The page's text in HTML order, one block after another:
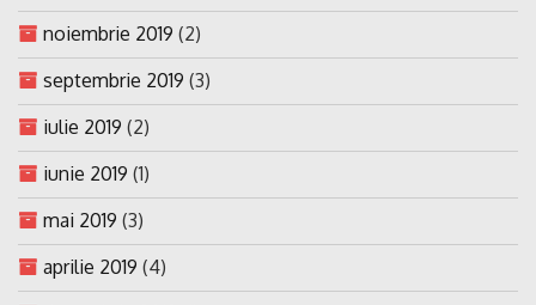
noiembrie 2019 (2)
septembrie 2019 (3)
iulie 2019 (2)
iunie 2019 (1)
mai 2019 (3)
aprilie 2019 (4)